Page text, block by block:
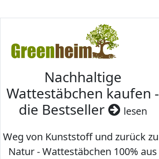
Nachhaltige
Wattestäbchen kaufen -
die Bestseller
lesen
Weg von Kunststoff und zurück
Natur - Wattestäbchen 100% aus